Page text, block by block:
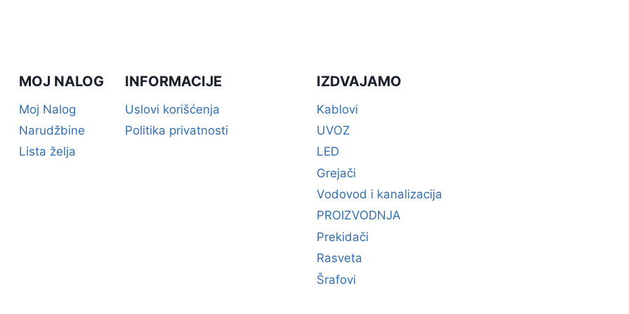
MOJ NALOG
Moj Nalog
Narudžbine
Lista želja
INFORMACIJE
Uslovi korišćenja
Politika privatnosti
IZDVAJAMO
Kablovi
UVOZ
LED
Grejači
Vodovod i kanalizacija
PROIZVODNJA
Prekidači
Rasveta
Šrafovi